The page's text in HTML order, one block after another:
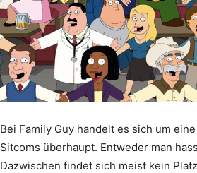
Bei Family Guy handelt es sich um
Sitcoms überhaupt. Entweder man
Dazwischen findet sich meist kein